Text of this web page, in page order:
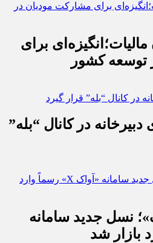
برای
توسعه کشور
در کانال “بله”
نسل جدید سامانه